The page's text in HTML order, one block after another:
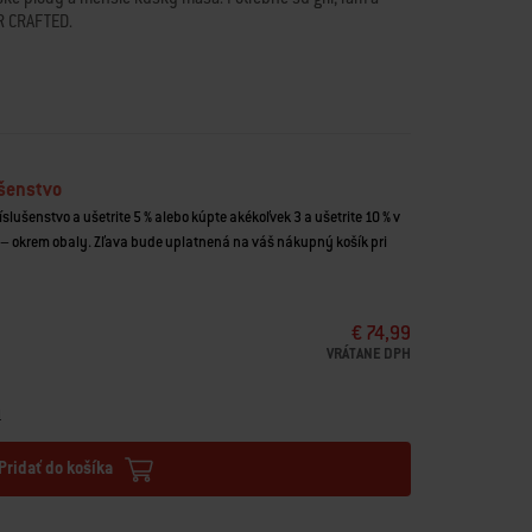
EPX4/EPX6. Vhodné aj pre grily Genesis 2016 –
pre perfektne ugrilovanú zeleninu
z nehrdzavejúcej ocele
príslušenstvom na grilovanie WEBER CRAFTED
a ušetrite 5 % alebo kúpte akékoľvek 3 a ušetrite 10 % v
okrem obaly. Zľava bude uplatnená na váš nákupný košík pri
€ 74,99
VRÁTANE DPH
Pridať do košíka